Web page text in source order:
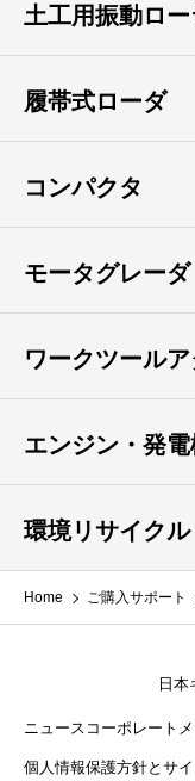
土工用振動ロー
履帯式ローダ
コンパクタ
モータグレーダ
ワークツール
エンジン・発
環境リサイクル
Home ご購入サポート
日
ニュース コーポレート
個人情報保護方針とサ